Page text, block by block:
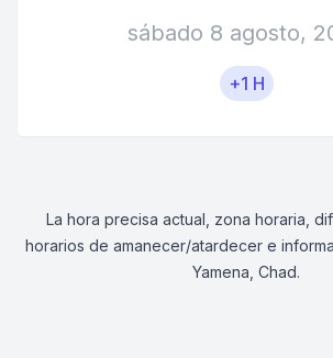
sábado 8 agosto,
+1 H
La hora precisa actual, zona horaria,
horarios de amanecer/atardecer e
Yamena, Chad.